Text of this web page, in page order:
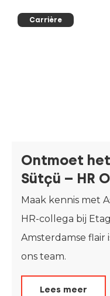
Carrière
Ontmoet
Sütçü – HR
Maak kennis met
HR-collega bij
Amsterdamse flair
ons team.
Lees meer